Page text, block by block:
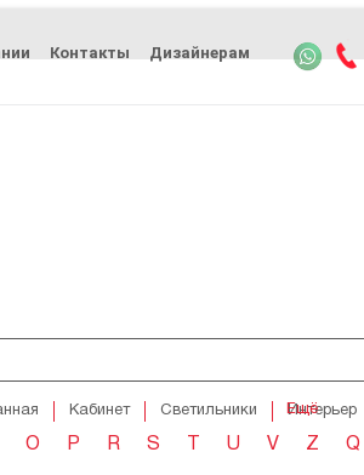
Контакты
Дизайнерам
Ещё
Кабинет Светильники Интерьер
O P R S U V Z Q